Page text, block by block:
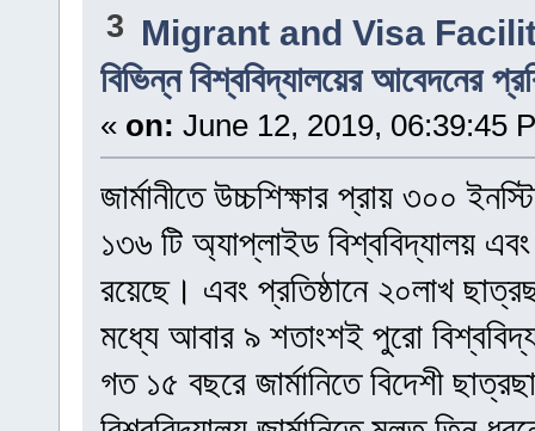
3 Migrant and Visa
বিভিন্ন বিশ্ববিদ্যালয়ের আবেদনের
« on: June 12, 2019, 06:39:45
জার্মানীতে উচ্চশিক্ষার প্রায় ৩০০
১৩৬ টি অ্যাপ্লাইড বিশ্ববিদ্যালয়
রয়েছে। এবং প্রতিষ্ঠানে ২০লাখ
মধ্যে আবার ৯ শতাংশই পুরো
গত ১৫ বছরে জার্মানিতে বিদেশী